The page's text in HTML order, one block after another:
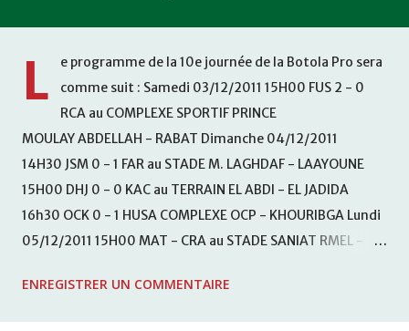
L
e programme de la 10e journée de la Botola Pro sera
comme suit : Samedi 03/12/2011 15H00 FUS 2 - 0
RCA au COMPLEXE SPORTIF PRINCE
MOULAY ABDELLAH - RABAT Dimanche 04/12/2011
14H30 JSM 0 - 1 FAR au STADE M. LAGHDAF - LAAYOUNE
15H00 DHJ 0 - 0 KAC au TERRAIN EL ABDI - EL JADIDA
16h30 OCK 0 - 1 HUSA COMPLEXE OCP - KHOURIBGA Lundi
05/12/2011 15H00 MAT - CRA au STADE SANIAT RMEL -
KHEMISET Mardi 06/12/2011 15H00 WAF - OCS au
ENREGISTRER UN COMMENTAIRE